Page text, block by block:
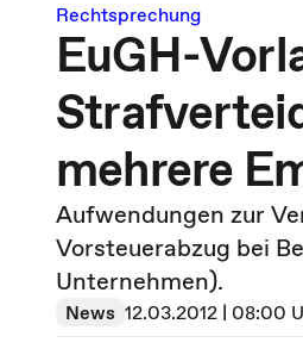
Rechtsprechung
EuGH-
mehrere
Aufwendungen zur
Vorsteuerabzug bei
Unternehmen).
News 12.03.2012 | 08:00